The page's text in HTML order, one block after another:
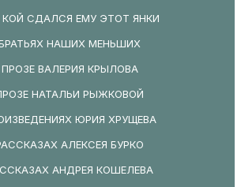
КОЙ СДАЛСЯ ЕМУ ЭТОТ ЯНКИ
НАШИХ МЕНЬШИХ
ВАЛЕРИЯ КРЫЛОВА
НАТАЛЬИ РЫЖКОВОЙ
ЮРИЯ ХРУЩЕВА
АЛЕКСЕЯ БУРКО
АНДРЕЯ КОШЕЛЕВА